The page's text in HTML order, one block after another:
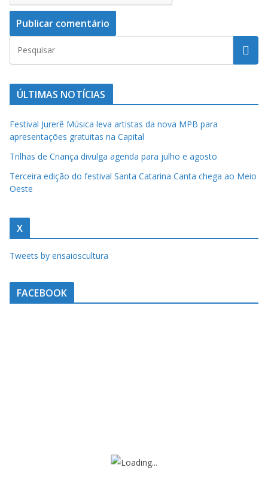
ÚLTIMAS NOTÍCIAS
Festival Jurerê Música leva artistas da nova MPB para
apresentações gratuitas na Capital
Trilhas de Criança divulga agenda para julho e agosto
Terceira edição do festival Santa Catarina Canta chega ao Meio
Oeste
X
Tweets by ensaioscultura
FACEBOOK